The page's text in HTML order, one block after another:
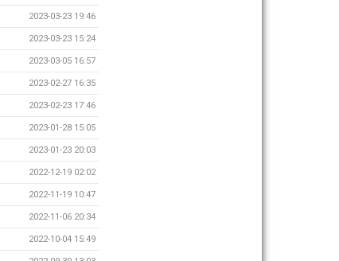
2023-03-23 19:46
2023-03-23 15:24
2023-03-05 16:57
2023-02-27 16:35
2023-02-23 17:46
2023-01-28 15:05
2023-01-23 20:03
2022-12-19 02:02
2022-11-19 10:47
2022-11-06 20:34
2022-10-04 15:49